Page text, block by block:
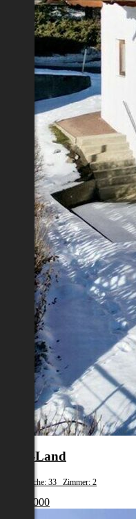
Linz-Land
Wohnfläche: 33 Zimmer: 2
€ 197 000